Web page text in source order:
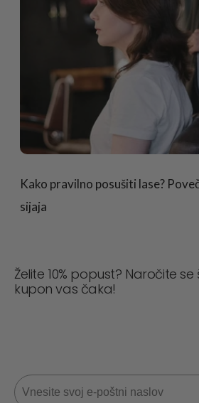
Kako pravilno posušiti lase?
sijaja
Želite 10% popust? Naročite
kupon vas čaka!
E-pošta